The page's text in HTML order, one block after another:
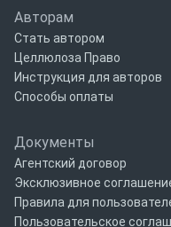
Авторам
Стать автором
Целлюлоза Право
Инструкция для авторов
Способы оплаты
Документы
Агентский договор
Эксклюзивное
Правила для
Пользовательское